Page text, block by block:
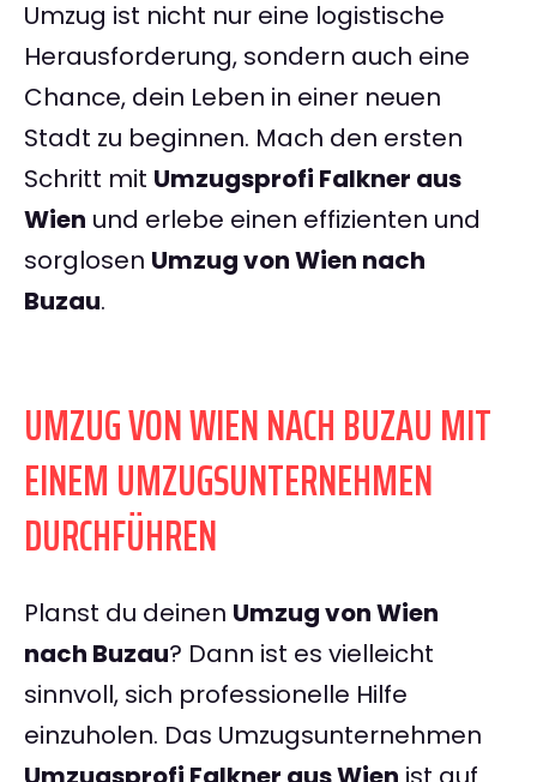
Umzug ist nicht nur eine logistische
Herausforderung, sondern auch eine
Chance, dein Leben in einer neuen
Stadt zu beginnen. Mach den ersten
Schritt mit Umzugsprofi Falkner aus
Wien und erlebe einen effizienten und
sorglosen Umzug von Wien nach
Buzau.
UMZUG VON WIEN NACH BUZAU MIT
EINEM UMZUGSUNTERNEHMEN
DURCHFÜHREN
Planst du deinen Umzug von Wien
nach Buzau? Dann ist es vielleicht
sinnvoll, sich professionelle Hilfe
einzuholen. Das Umzugsunternehmen